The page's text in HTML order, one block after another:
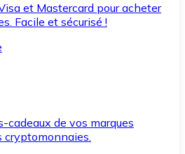
et Mastercard pour acheter
Facile et sécurisé !
cadeaux de vos marques
cryptomonnaies.